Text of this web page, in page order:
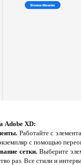
Adobe XD:
Работайте с
с помощью
сетки.Выберите
раз. Все стили и